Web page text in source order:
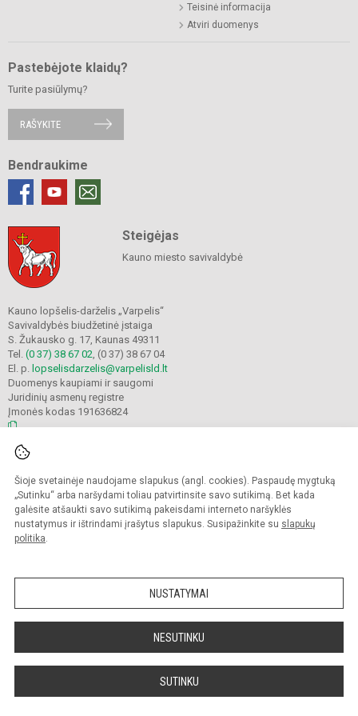
Šioje svetainėje naudojame slapukus (angl. cookies). Paspaudę mygtuką
„Sutinku“ arba naršydami toliau patvirtinsite savo sutikimą. Bet kada
galėsite atšaukti savo sutikimą pakeisdami interneto naršyklės
nustatymus ir ištrindami įrašytus slapukus. Susipažinkite su slapukų
politika.
NUSTATYMAI
NESUTINKU
SUTINKU
Teisinė informacija
Atviri duomenys
Pastebėjote klaidų?
Turite pasiūlymų?
RAŠYKITE
Bendraukime
Steigėjas
Kauno miesto savivaldybė
Kauno lopšelis-darželis „Varpelis“
Savivaldybės biudžetinė įstaiga
S. Žukausko g. 17, Kaunas 49311
Tel. (0 37) 38 67 02 , (0 37) 38 67 04
El. p. lopselisdarzelis@varpelisld.lt
Duomenys kaupiami ir saugomi
Juridinių asmenų registre
Įmonės kodas 191636824
Kopijuoti turinį be raštiško įstaigos administracijos sutikimo griežtai draudžiama.
Prieinamumo paraiška Slapukų politika
Sumanus būdas atnaujinti